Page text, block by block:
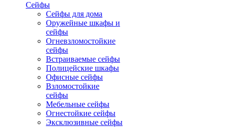
Сейфы
Сейфы для дома
Оружейные шкафы и
сейфы
Огневзломостойкие
сейфы
Встраиваемые сейфы
Полицейские шкафы
Офисные сейфы
Взломостойкие
сейфы
Мебельные сейфы
Огнестойкие сейфы
Эксклюзивные сейфы